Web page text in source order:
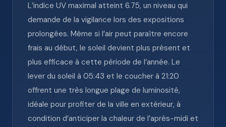
L’indice UV maximal atteint 6.75, un niveau qui
demande de la vigilance lors des expositions
prolongées. Même si l’air peut paraître encore
frais au début, le soleil devient plus présent et
plus efficace à cette période de l’année. Le
lever du soleil à 05:43 et le coucher à 21:20
offrent une très longue plage de luminosité,
idéale pour profiter de la ville en extérieur, à
condition d’anticiper la chaleur de l’après-midi et